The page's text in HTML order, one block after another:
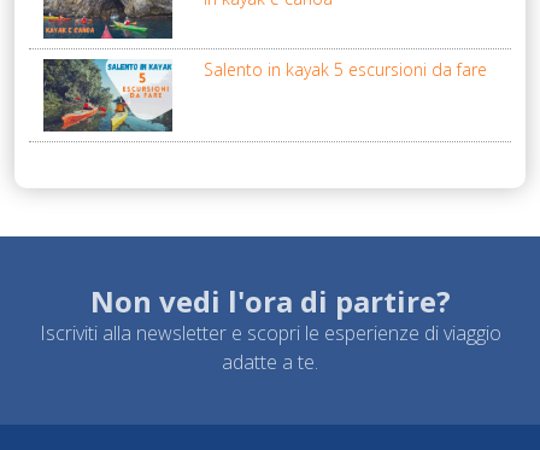
Salento in kayak 5 escursioni da fare
Non vedi l'ora di partire?
Iscriviti alla newsletter e scopri le esperienze di viaggio
adatte a te.